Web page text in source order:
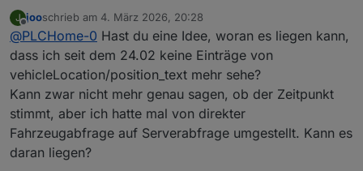
ODB Schnittstelle ausgelesen und mir als
SOH verkauft!
... wenn so einfache Aufgaben schon nicht
richtig durchgeführt werden.....
@PLCHome-0sagte inAdapter Hyundai
(Bluelink) oder KIA (UVO)
haben Testgeräte, die dir sagen
können, ob die 12-V-Batterie hin ist
Ja dass ist halt der Unterschied zwischen einer
J
Offline
jooschrieb am 4. März 2026, 20:28
zuletzt editiert von
@PLCHome-0 Hast du eine Idee, woran es liegen kann,
dass ich seit dem 24.02 keine Einträge von
vehicleLocation/position_text mehr sehe?
Kann zwar nicht mehr genau sagen, ob der Zeitpunkt
stimmt, aber ich hatte mal von direkter
Fahrzeugabfrage auf Serverabfrage umgestellt. Kann es
daran liegen?